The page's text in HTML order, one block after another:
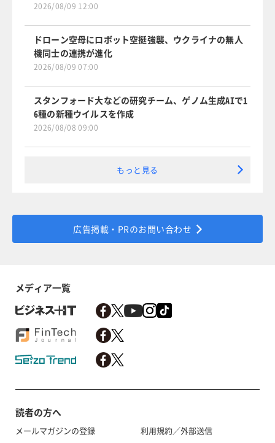
2026/08/09 12:00
ドローン空母にロボット空挺強襲、ウクライナの無人
機同士の連携が進化
2026/08/09 07:00
スタンフォード大などの研究チーム、ゲノム生成AIで1
6種の新種ウイルスを作成
2026/08/08 09:00
もっと見る
広告掲載・PRのお問い合わせ
メディア一覧
読者の方へ
メールマガジンの登録
利用規約／外部送信